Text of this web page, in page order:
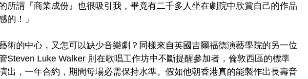
所謂『商業成份』也很吸引我，畢竟有二千多人坐在劇院中欣賞自己的作品
的！」
術的中心，又怎可以缺少音樂劇？同樣來自英國吉爾福德演藝學院的另一位
Steven Luke Walker 則在歌唱工作坊中不斷提醒參加者，倫敦西區的標準
出，一年合約，期間每場必需保持水準。假如他朝香港真的能製作出長壽音